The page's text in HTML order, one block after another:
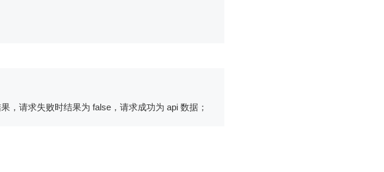
，请求失败时结果为 false，请求成功为 api 数据；